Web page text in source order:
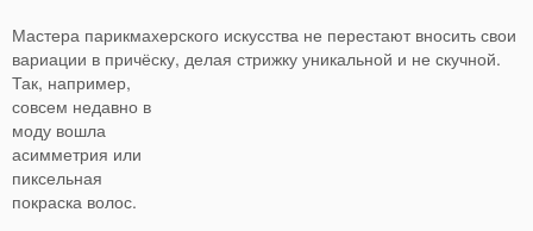
Мастера парикмахерского искусства не перестают вносить свои
вариации в причёску, делая стрижку уникальной и не скучной.
Так, например,
совсем недавно в
моду вошла
асимметрия или
пиксельная
покраска волос.